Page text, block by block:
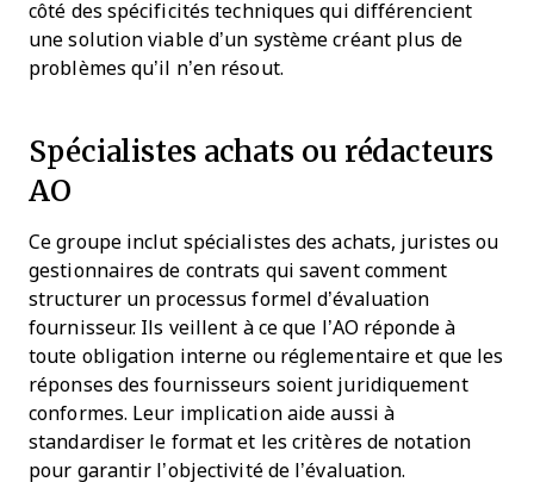
côté des spécificités techniques qui différencient
une solution viable d’un système créant plus de
problèmes qu’il n’en résout.
Spécialistes achats ou rédacteurs
AO
Ce groupe inclut spécialistes des achats, juristes ou
gestionnaires de contrats qui savent comment
structurer un processus formel d’évaluation
fournisseur. Ils veillent à ce que l’AO réponde à
toute obligation interne ou réglementaire et que les
réponses des fournisseurs soient juridiquement
conformes. Leur implication aide aussi à
standardiser le format et les critères de notation
pour garantir l’objectivité de l’évaluation.